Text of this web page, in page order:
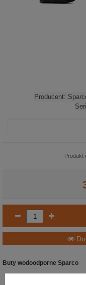
Producent:
Produkt
Buty wodoodporne Sparco